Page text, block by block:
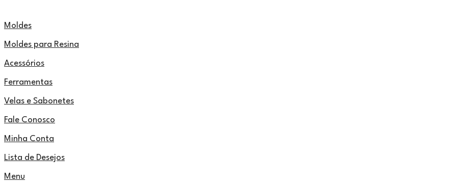
Moldes
Moldes para Resina
Acessórios
Ferramentas
Velas e Sabonetes
Fale Conosco
Minha Conta
Lista de Desejos
Menu